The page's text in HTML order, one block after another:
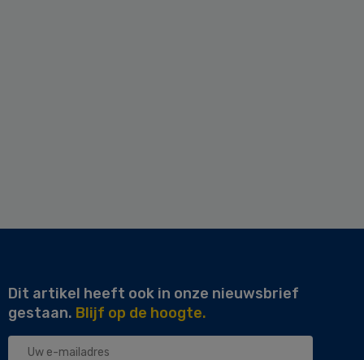
Dit artikel heeft ook in onze nieuwsbrief
gestaan. Blijf op de hoogte.
Uw